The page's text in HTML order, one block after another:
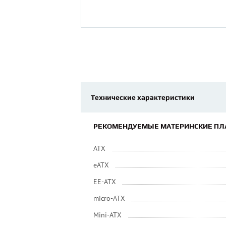
Технические характеристики
РЕКОМЕНДУЕМЫЕ МАТЕРИНСКИЕ
ATX
eATX
EE-ATX
micro-ATX
Mini-ATX